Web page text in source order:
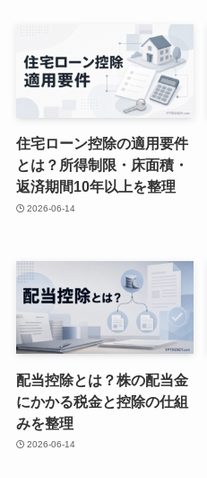
住宅ローン控除の適用要件
とは？所得制限・床面積・
返済期間10年以上を整理
2026-06-14
配当控除とは？株の配当金
にかかる税金と控除の仕組
みを整理
2026-06-14